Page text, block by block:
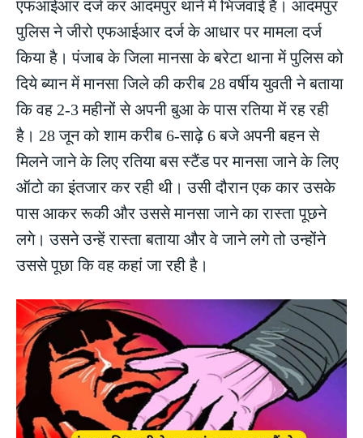
एफआईआर दर्ज कर आदमपुर थाने में भिजवाई है। आदमपुर
पुलिस ने जीरो एफआईआर दर्ज के आधार पर मामला दर्ज
किया है। पंजाब के जिला मानसा के बरेटा थाना में पुलिस को
दिये ब्यान में मानसा जिले की करीब 28 वर्षीय युवती ने बताया
कि वह 2-3 महीनों से अपनी बुआ के पास रतिया में रह रही
है। 28 जून को शाम करीब 6-साढ़े 6 बजे अपनी बहन से
मिलने जाने के लिए रतिया बस स्टैंड पर मानसा जाने के लिए
ऑटो का इंतजार कर रही थी। उसी दौरान एक कार उसके
पास आकर रूकी और उससे मानसा जाने का रास्ता पूछने
लगे। उसने उन्हें रास्ता बताया और वे जाने लगे तो उन्होंने
उससे पूछा कि वह कहां जा रही है।